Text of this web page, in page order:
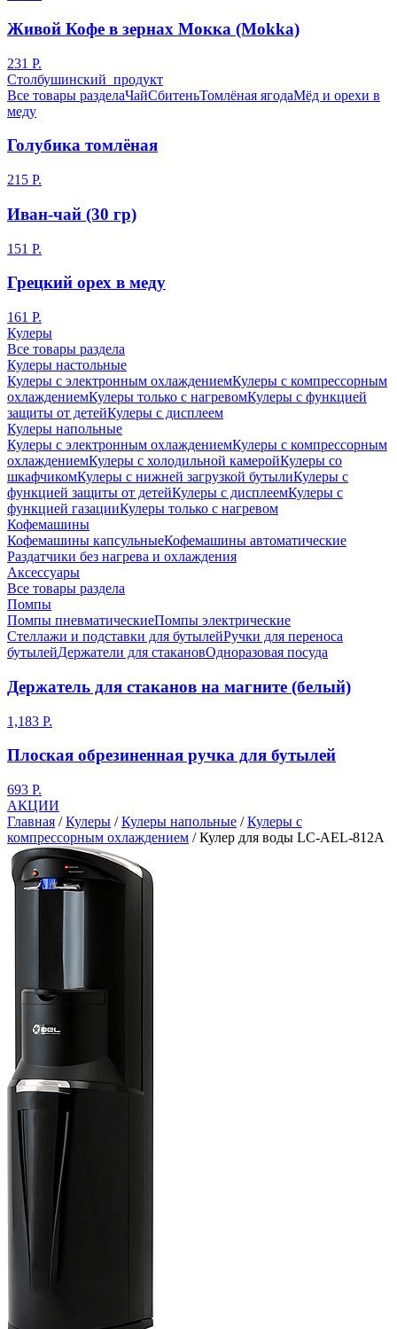
Живой Кофе в зернах Мокка (Mokka)
231 Р.
Столбушинский продукт
Все товары разделаЧайСбитеньТомлёная ягодаМёд и орехи в
меду
Голубика томлёная
215 Р.
Иван-чай (30 гр)
151 Р.
Грецкий орех в меду
161 Р.
Кулеры
Все товары раздела
Кулеры настольные
Кулеры с электронным охлаждениемКулеры с компрессорным
охлаждениемКулеры только с нагревомКулеры с функцией
защиты от детейКулеры с дисплеем
Кулеры напольные
Кулеры с электронным охлаждениемКулеры с компрессорным
охлаждениемКулеры с холодильной камеройКулеры со
шкафчикомКулеры с нижней загрузкой бутылиКулеры с
функцией защиты от детейКулеры с дисплеемКулеры с
функцией газацииКулеры только с нагревом
Кофемашины
Кофемашины капсульныеКофемашины автоматические
Раздатчики без нагрева и охлаждения
Аксессуары
Все товары раздела
Помпы
Помпы пневматическиеПомпы электрические
Стеллажи и подставки для бутылейРучки для переноса
бутылейДержатели для стакановОдноразовая посуда
Держатель для стаканов на магните (белый)
1,183 Р.
Плоская обрезиненная ручка для бутылей
693 Р.
АКЦИИ
Главная /Кулеры /Кулеры напольные /Кулеры с
компрессорным охлаждением /Кулер для воды LC-AEL-812A